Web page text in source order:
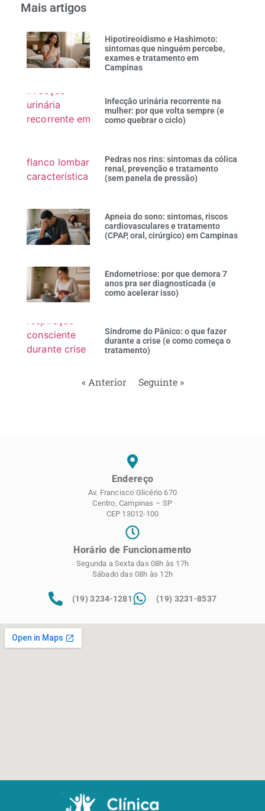
Mais artigos
Hipotireoidismo e Hashimoto:
sintomas que ninguém percebe,
exames e tratamento em
Campinas
Infecção urinária recorrente na
mulher: por que volta sempre (e
como quebrar o ciclo)
Pedras nos rins: sintomas da cólica
renal, prevenção e tratamento
(sem panela de pressão)
Apneia do sono: sintomas, riscos
cardiovasculares e tratamento
(CPAP, oral, cirúrgico) em Campinas
Endometriose: por que demora 7
anos pra ser diagnosticada (e
como acelerar isso)
Síndrome do Pânico: o que fazer
durante a crise (e como começa o
tratamento)
« Anterior Seguinte »
Endereço
Av. Francisco Glicério 670
Centro, Campinas – SP
CEP 13012-100
Horário de Funcionamento
Segunda a Sexta das 08h às 17h
Sábado das 08h às 12h
(19) 3234-1281 (19) 3231-8537